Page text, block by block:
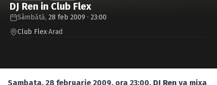
DJ Ren in Club Flex
Sâmbătă, 28 feb 2009 · 23:00
Club Flex·Arad
Sambata, 28 februarie 2009, ora 23:00, DJ Ren va mixa